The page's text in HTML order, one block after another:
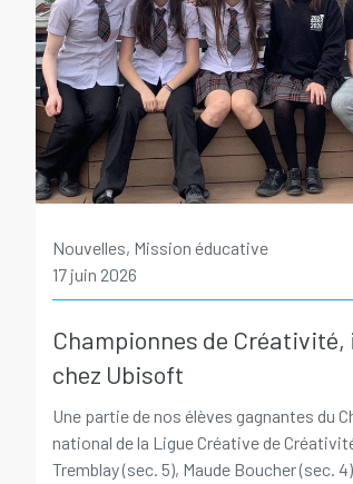
Nouvelles, Mission éducative
17 juin 2026
Championnes de
chez Ubisoft
Une partie de nos élèves gagnantes du
national de la Ligue Créative de
Tremblay (sec. 5), Maude Boucher (sec.